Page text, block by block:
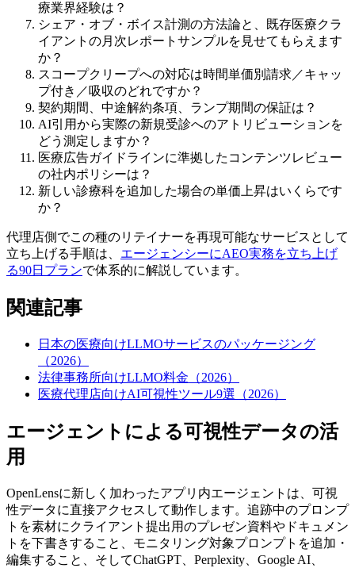
療業界経験は？
シェア・オブ・ボイス計測の方法論と、既存医療クラ
イアントの月次レポートサンプルを見せてもらえます
か？
スコープクリープへの対応は時間単価別請求／キャッ
プ付き／吸収のどれですか？
契約期間、中途解約条項、ランプ期間の保証は？
AI引用から実際の新規受診へのアトリビューションを
どう測定しますか？
医療広告ガイドラインに準拠したコンテンツレビュー
の社内ポリシーは？
新しい診療科を追加した場合の単価上昇はいくらです
か？
代理店側でこの種のリテイナーを再現可能なサービスとして
立ち上げる手順は、 エージェンシーにAEO実務を立ち上げ
る90日プランで体系的に解説しています。
関連記事
日本の医療向けLLMOサービスのパッケージング
（2026）
法律事務所向けLLMO料金（2026）
医療代理店向けAI可視性ツール9選（2026）
エージェントによる可視性データの活
用
OpenLensに新しく加わったアプリ内エージェントは、可視
性データに直接アクセスして動作します。追跡中のプロンプ
トを素材にクライアント提出用のプレゼン資料やドキュメン
トを下書きすること、モニタリング対象プロンプトを追加・
編集すること、そしてChatGPT、Perplexity、Google AI、